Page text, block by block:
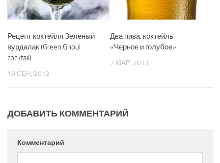
Рецепт коктейля Зеленый
вурдалак (Green Ghoul
cocktail)
16 СЕН, 2013
Два пива: коктейль
«Черное и голубое»
7 МАР, 2013
ДОБАВИТЬ КОММЕНТАРИЙ
Комментарий